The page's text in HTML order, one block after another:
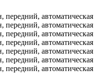
передний, автоматическая
передний, автоматическая
передний, автоматическая
передний, автоматическая
передний, автоматическая
передний, автоматическая
передний, автоматическая